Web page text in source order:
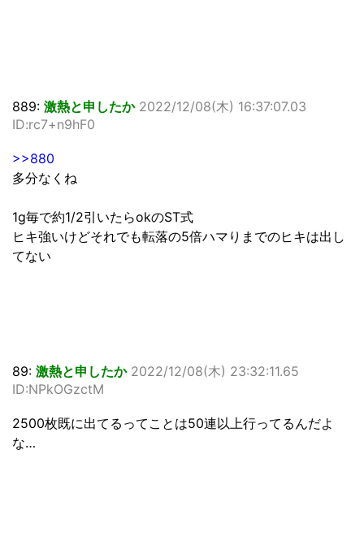
889: 激熱と申したか 2022/12/08(木) 16:37:07.03
ID:rc7+n9hF0
>>880
多分なくね
1g毎で約1/2引いたらokのST式
ヒキ強いけどそれでも転落の5倍ハマりまでのヒキは出し
てない
89: 激熱と申したか 2022/12/08(木) 23:32:11.65
ID:NPkOGzctM
2500枚既に出てるってことは50連以上行ってるんだよ
な…